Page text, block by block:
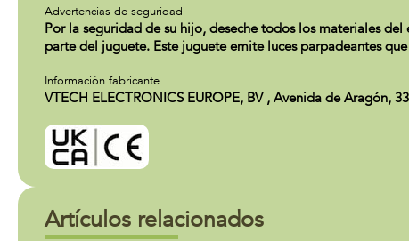
Advertencias de seguridad
Por la seguridad de su hijo, deseche todos los materiales
parte del juguete. Este juguete emite luces parpadeantes
Información fabricante
VTECH ELECTRONICS EUROPE, BV , Avenida de Aragón,
Artículos relacionados